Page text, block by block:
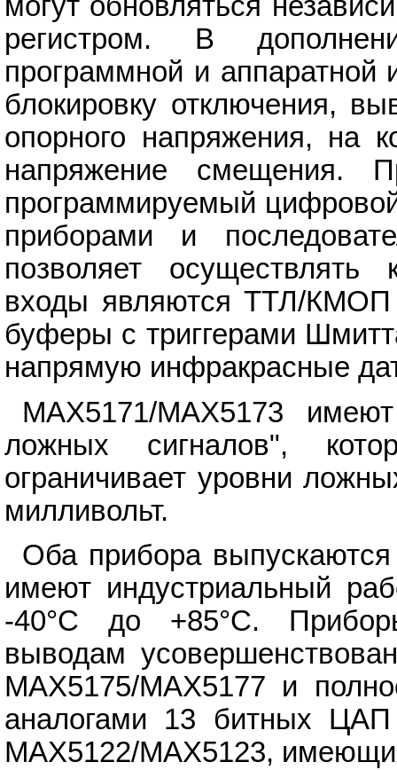
могут обновляться
регистром. В
программной и аппаратной
блокировку отключения,
опорного напряжения, на
напряжение смещения.
программируемый
приборами и
позволяет осуществлять
входы являются ТТЛ/
буферы с триггерами
напрямую инфракрасные
MAX5171/MAX5173
ложных сигналов",
ограничивает уровни
милливольт.
Оба прибора
имеют индустриальный
-40°C до +85°C.
выводам
МАХ5175/МАХ5177 и
аналогами 13 битных
MAX5122/MAX5123,